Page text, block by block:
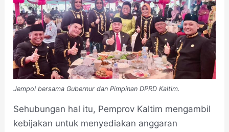
Jempol bersama Gubernur dan Pimpinan DPRD Kaltim.
Sehubungan hal itu, Pemprov Kaltim mengambil
kebijakan untuk menyediakan anggaran